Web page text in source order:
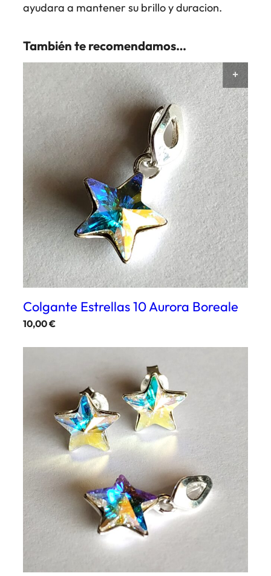
ayudara a mantener su brillo y duracion.
También te recomendamos…
Colgante Estrellas 10 Aurora Boreale
10,00€